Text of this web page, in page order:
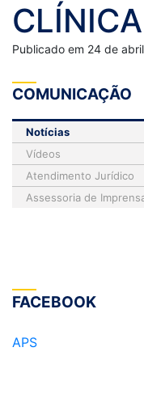
Publicado em 24 de
COMUNICAÇÃO
Notícias
Vídeos
Atendimento Jurídico
Assessoria de
FACEBOOK
APS